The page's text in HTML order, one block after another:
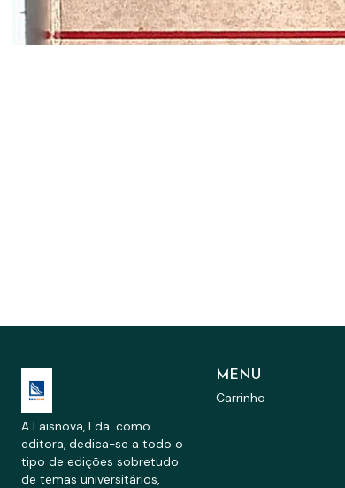
A Laisnova, Lda. como
editora, dedica-se a todo o
tipo de edições sobretudo
de temas universitários,
MENU
Carrinho